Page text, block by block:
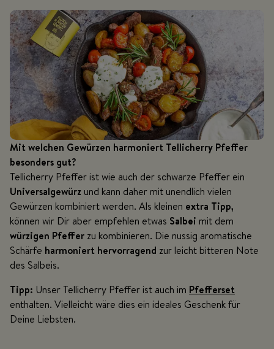
Mit welchen Gewürzen harmoniert Tellicherry Pfeffer
besonders gut?
Tellicherry Pfeffer ist wie auch der schwarze Pfeffer ein
Universalgewürz und kann daher mit unendlich vielen
Gewürzen kombiniert werden. Als kleinen extra Tipp,
können wir Dir aber empfehlen etwas Salbei mit dem
würzigen Pfeffer zu kombinieren. Die nussig aromatische
Schärfe harmoniert hervorragend zur leicht bitteren Note
des Salbeis.
Tipp: Unser Tellicherry Pfeffer ist auch im Pfefferset
enthalten. Vielleicht wäre dies ein ideales Geschenk für
Deine Liebsten.